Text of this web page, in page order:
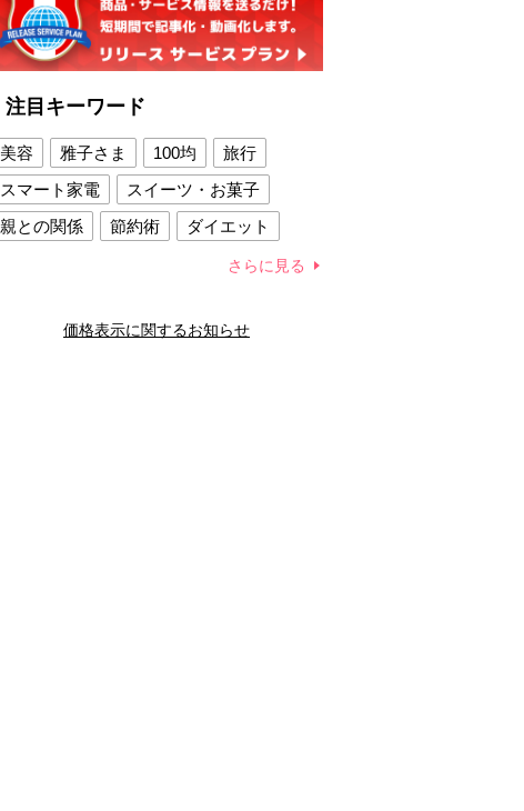
注目キーワード
美容 雅子さま 100均
旅行
スマート家電
スイーツ・お菓子
親との関係
節約術
ダイエット
夫との関係
新津春子 どか食い
さらに見る
価格表示に関するお知らせ